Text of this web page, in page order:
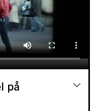
for at Noreg skulle
skulle
diskusjonar vart
gjekk inn for
skulle verte det
på